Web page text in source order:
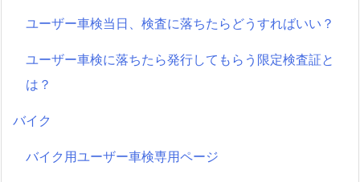
ユーザー車検当日、検査に落ちたらどうすればいい？
ユーザー車検に落ちたら発行してもらう限定検査証と
は？
バイク
バイク用ユーザー車検専用ページ